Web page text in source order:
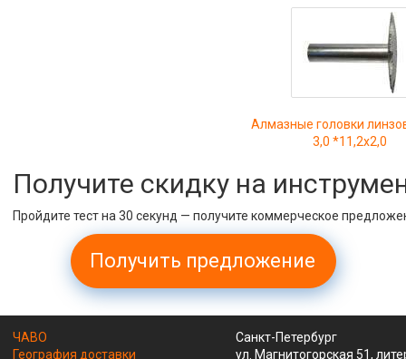
Алмазные головки
3,0 *11,2х2,0
Получите скидку на
Пройдите тест на 30 секунд — получите коммерческое
Получить предложение
ЧАВО
География доставки
Санкт-Петербург
ул. Магнитогорская 51,